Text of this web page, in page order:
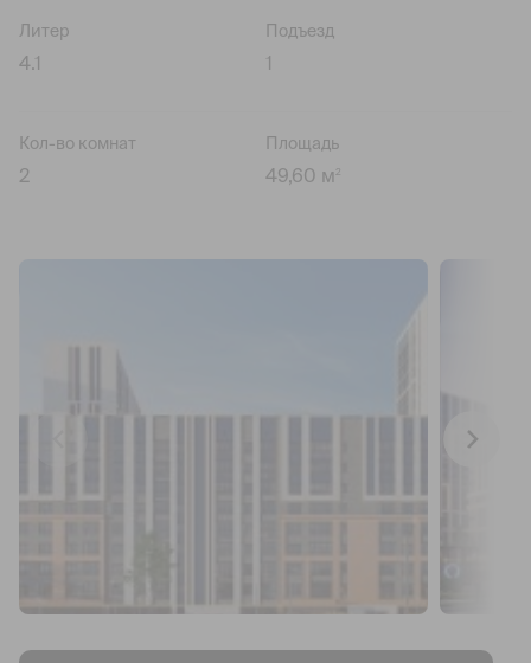
Литер
4.1
Подъезд
Кол-во комнат
2
Площадь
49,60 м 2